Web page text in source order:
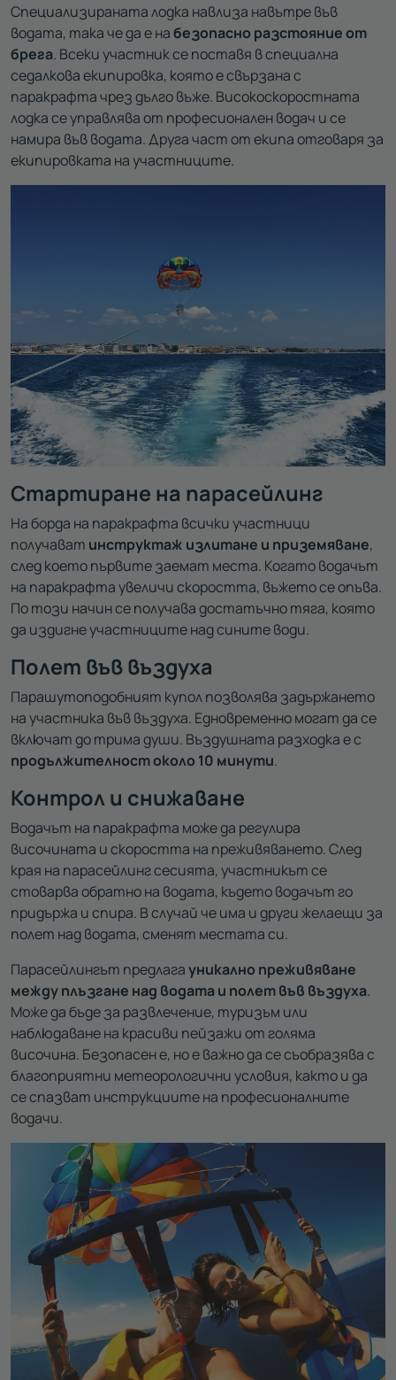
Специализираната лодка навлиза навътре във
водата, така че да е набезопасно разстояние от
брега. Всеки участник се поставя в специална
седалкова екипировка, която е свързана с
паракрафта чрез дълго въже. Високоскоростната
лодка се управлява от професионален водач и се
намира във водата. Друга част от екипа отговаря за
екипировката на участниците.
Стартиране на парасейлинг
На борда на паракрафта всички участници
получават инструктаж излитане и приземяване,
след което първите заемат места. Когато водачът
на паракрафта увеличи скоростта, въжето се опъва.
По този начин се получава достатъчно тяга, която
да издигне участниците над сините води.
Полет във въздуха
Парашутоподобният купол позволява задържането
на участника във въздуха. Едновременно могат да се
включат до трима души. Въздушната разходка е с
продължителност около 10 минути.
Контрол и снижаване
Водачът на паракрафта може да регулира
височината и скоростта на преживяването. След
края на парасейлинг сесията, участникът се
стоварва обратно на водата, където водачът го
придържа и спира. В случай че има и други желаещи за
полет над водата, сменят местата си.
Парасейлингът предлагауникално преживяване
между плъзгане над водата и полет във въздуха.
Може да бъде за развлечение, туризъм или
наблюдаване на красиви пейзажи от голяма
височина. Безопасен е, но е важно да се съобразява с
благоприятни метеорологични условия, както и да
се спазват инструкциите на професионалните
водачи.